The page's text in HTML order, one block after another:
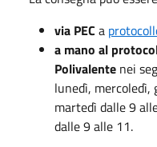
via PEC a
a mano al
Polivalente nei
lunedì, mercoledì,
martedì dalle 9
dalle 9 alle 11.